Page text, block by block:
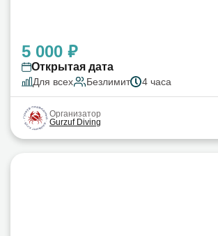
5 000 ₽
Открытая дата
Для всех Безлимит 4 часа
Организатор
Gurzuf Diving